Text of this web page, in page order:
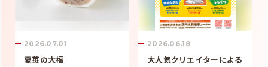
2026.07.01
夏苺の大福
2026.06.18
大人気クリエイターによる